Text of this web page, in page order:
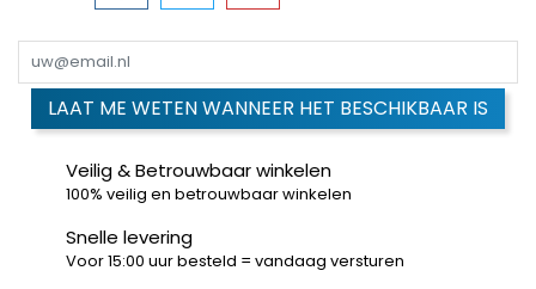
LAAT ME WETEN WANNEER HET BESCHIKBAAR IS
Veilig & Betrouwbaar winkelen
100% veilig en betrouwbaar winkelen
Snelle levering
Voor 15:00 uur besteld = vandaag versturen